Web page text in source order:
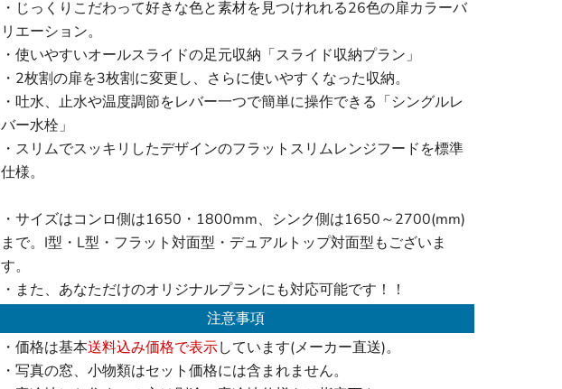
・じっくりこだわって好きな色と素材を見つけれれる26色の扉カラーバ
リエーション。
・使いやすいオールスライドの足元収納「スライド収納プラン」
・2枚割の扉を3枚割に変更し、さらに使いやすくなった収納。
・吐水、止水や温度調節をレバー一つで簡単に操作できる「シングルレ
バー水栓」
・スリムでスッキリしたデザインのフラットスリムレンジフードを標準
仕様。
・サイズはコンロ側は1650・1800mm、シンク側は1650～2700(mm)
まで。I型・L型・フラット対面型・デュアルトップ対面型もございま
す。
・また、あなただけのオリジナルプランにも対応可能です！！
注意事項
・価格は基本送料込み価格で表示しています(メーカー直送)。
・写真の窓、小物類はセット価格には含まれません。